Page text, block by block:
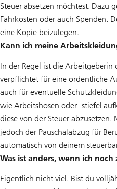
Steuer absetzen möchtest. Dazu
Fahrkosten oder auch Spenden.
eine Kopie beizulegen.
Kann ich meine
In der Regel ist die Arbeitgeberin
verpflichtet für eine ordentliche
auch für eventuelle
wie Arbeitshosen oder -stiefel
diese von der Steuer abzusetzen.
jedoch der Pauschalabzug für
automatisch von deinem
Was ist anders, wenn ich noch
Eigentlich nicht viel. Bist du